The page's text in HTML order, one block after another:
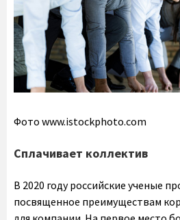
Фото www.istockphoto.com
Сплачивает коллектив
В 2020 году российские ученые
посвященное преимуществам